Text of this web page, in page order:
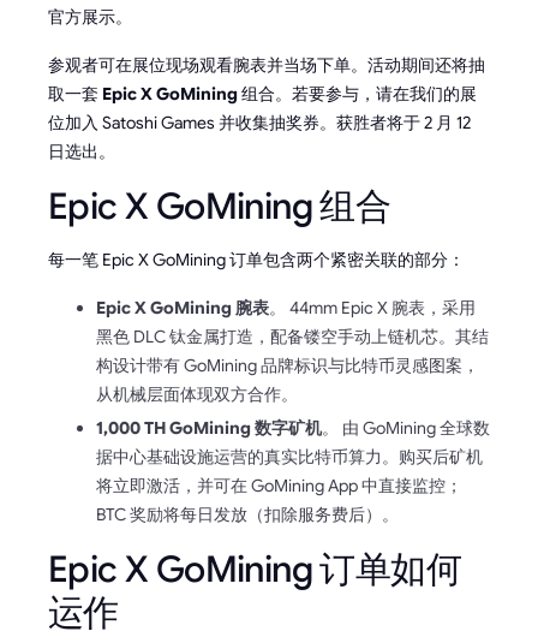
官方展示。
参观者可在展位现场观看腕表并当场下单。活动期间还将抽
取一套 Epic X GoMining组合。若要参与，请在我们的展
位加入 Satoshi Games 并收集抽奖券。获胜者将于 2 月 12
日选出。
Epic X GoMining 组合
每一笔 Epic X GoMining 订单包含两个紧密关联的部分：
Epic X GoMining 腕表。 44mm Epic X 腕表，采用
黑色 DLC 钛金属打造，配备镂空手动上链机芯。其结
构设计带有 GoMining 品牌标识与比特币灵感图案，
从机械层面体现双方合作。
1,000 TH GoMining 数字矿机。 由 GoMining 全球数
据中心基础设施运营的真实比特币算力。购买后矿机
将立即激活，并可在 GoMining App 中直接监控；
BTC 奖励将每日发放（扣除服务费后）。
Epic X GoMining 订单如何
运作